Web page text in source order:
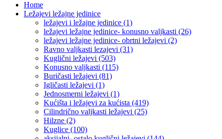
Home
Ležajevi ležajne jedinice
ležajevi i ležajne jedinice (1)
ležajevi ležajne jedinice- konusno valjkasti (26)
ležajevi ležajne jedinice- obrtni ležajevi (2)
Ravno valjkasti lezajevi (31)
Kuglični ležajevi (503)
Konusno valjkasti (115)
Buričasti ležajevi (81)
Igličasti ležajevi (1)
Jednosmerni ležajevi (1)
Kućišta i ležajevi za kućista (419)
Cilindrično valjkasti ležajevi (25)
Hilzne (2)
Kuglice (100)